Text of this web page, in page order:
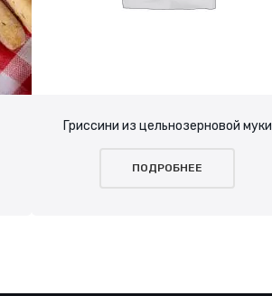
Гриссини из цельнозерновой муки
ПОДРОБНЕЕ